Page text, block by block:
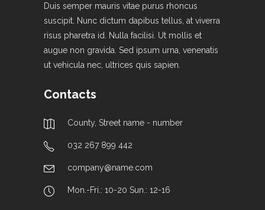
Duis semper mauris vitae purus rhoncus
suscipit. Nunc dictum dapibus tellus, at viverra
risus pharetra id. Nulla facilisi. Ut mollis et
augue non gravida. Sed ipsum urna, venenatis
ut vehicula nec, ultrices quis sapien.
Contacts
County, Street name - number
032 267 899 442
company@name.com
Mon.-Fri.: 10-20 Sun.: 12-16